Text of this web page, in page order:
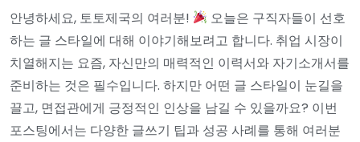
안녕하세요, 토토제국의 여러분!
오늘은 구직자들이 선호
하는 글 스타일에 대해 이야기해보려고 합니다. 취업 시장이
치열해지는 요즘, 자신만의 매력적인 이력서와 자기소개서를
준비하는 것은 필수입니다. 하지만 어떤 글 스타일이 눈길을
끌고, 면접관에게 긍정적인 인상을 남길 수 있을까요? 이번
포스팅에서는 다양한 글쓰기 팁과 성공 사례를 통해 여러분